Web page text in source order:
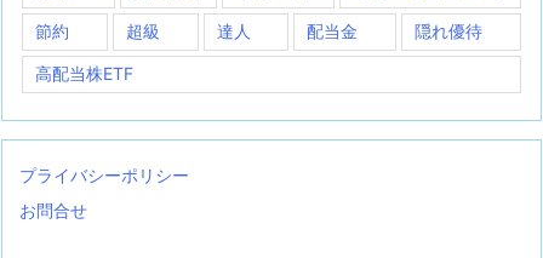
節約 超級 達人 配当金 隠れ優待
高配当株ETF
プライバシーポリシー
お問合せ